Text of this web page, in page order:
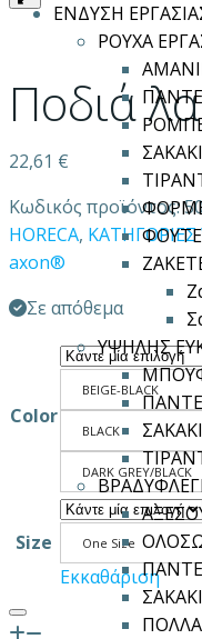
ΕΝΔΥΣΗ
ΡΟΥΧΑ
ΥΨΗΛΗΣ
Ποδιά
22,61 €
Κωδικός προϊόντος:
HORECA, ΚΑΤΗΓΟΡΙΕΣ
axon®
Σε απόθεμα
Color
BEIGE-BLACK
BLACK
DARK GREY/BLACK
Size One Size
Εκκαθάριση